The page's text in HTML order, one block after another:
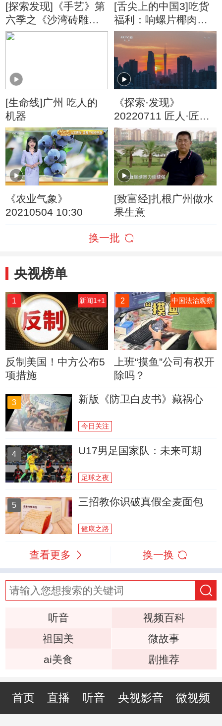
[探索发现]《手艺》第
六季之《沙湾砖雕》
沙湾素有砖雕之乡的
[舌尖上的中国3]吃货
福利：响螺片椰肉猪
骨汤
[生命线]广州 吃人的
机器
《探索·发现》
20220711 匠人·匠心
（一百零七）
《农业气象》
20210504 10:30
[致富经]扎根广州做水
果生意
换一批
央视榜单
1 新闻1+1
反制美国！中方公布5
项措施
2 中国法治观察
上班“摸鱼”公司有权开
除吗？
3 新版《防卫白皮书》藏祸心
今日关注
4 U17男足国家队：未来可期
足球之夜
5 三招教你识破真假全麦面包
健康之路
查看更多 换一换
听音
视频百科
祖国美
微故事
ai美食
剧推荐
首页 直播 听音 央视影音 微视频